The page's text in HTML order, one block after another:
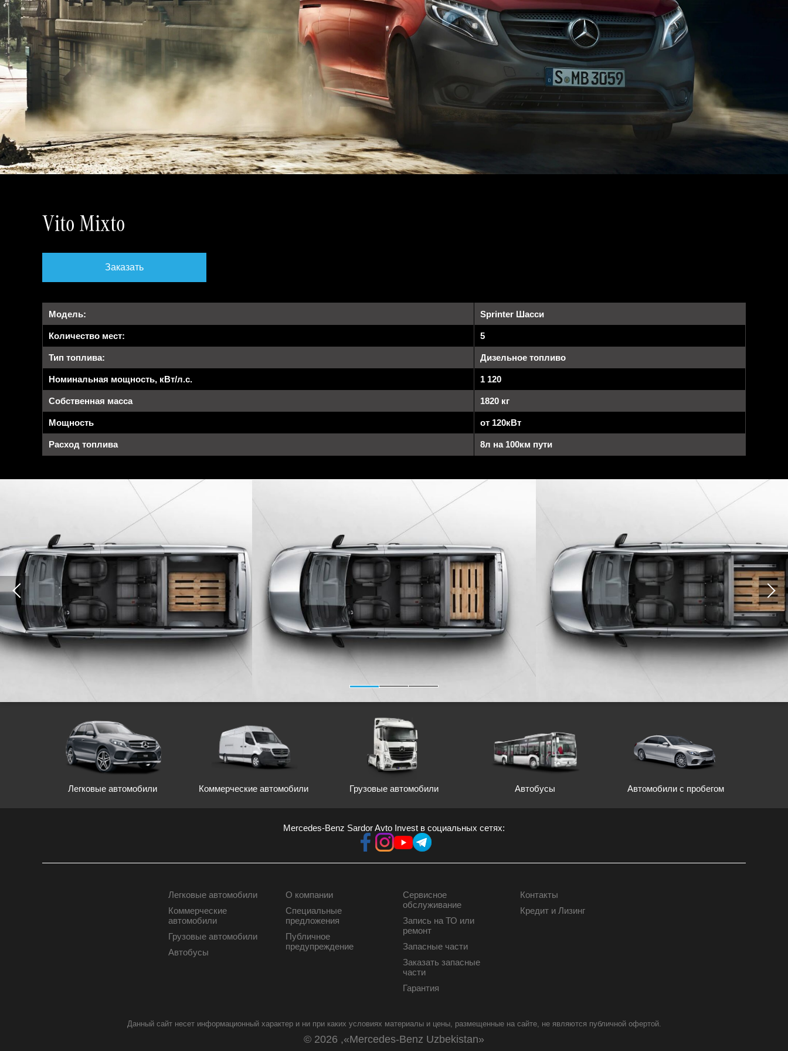
Vito Mixto
Заказать
Модель: Sprinter Шасси
Количество мест: 5
Тип топлива: Дизельное топливо
Номинальная мощность, кВт/л.с. 1 120
Собственная масса 1820 кг
Мощность от 120кВт
Расход топлива 8л на 100км пути
Легковые автомобили Коммерческие автомобили Грузовые автомобили Автобусы Автомобили с пробегом
Mercedes-Benz Sardor Avto Invest в социальных сетях:
АВТОМОБИЛИ
Легковые автомобили
Коммерческие
автомобили
Грузовые автомобили
Автобусы
КОРПОРАТИВНЫМ
КЛИЕНТАМ
О компании
Специальные
предложения
Публичное
предупреждение
СЕРВИС
Сервисное
обслуживание
Запись на ТО или
ремонт
Запасные части
Заказать запасные
части
Гарантия
КОНТАКТЫ
Контакты
Кредит и Лизинг
Данный сайт несет информационный характер и ни при каких условиях материалы и цены, размещенные на сайте, не являются публичной офертой.
© 2026 ,«Mercedes-Benz Uzbekistan»